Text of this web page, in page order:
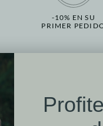
-10% EN SU
PRIMER
información
puntos de venta